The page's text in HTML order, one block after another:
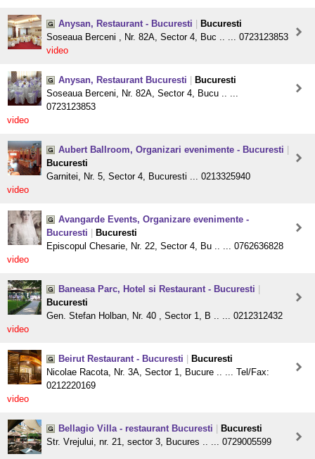
Anysan, Restaurant - Bucuresti
Bucuresti
Soseaua Berceni , Nr. 82A, Sector 4, Buc .. ... 0723123853
video
Anysan, Restaurant Bucuresti
Bucuresti
Soseaua Berceni, Nr. 82A, Sector 4, Bucu .. ...
0723123853
video
Aubert Ballroom, Organizari evenimente - Bucuresti
Bucuresti
Garnitei, Nr. 5, Sector 4, Bucuresti ... 0213325940
video
Avangarde Events, Organizare evenimente -
Bucuresti
Bucuresti
Episcopul Chesarie, Nr. 22, Sector 4, Bu .. ... 0762636828
video
Baneasa Parc, Hotel si Restaurant - Bucuresti
Bucuresti
Gen. Stefan Holban, Nr. 40 , Sector 1, B .. ... 0212312432
video
Beirut Restaurant - Bucuresti
Bucuresti
Nicolae Racota, Nr. 3A, Sector 1, Bucure .. ... Tel/Fax:
0212220169
video
Bellagio Villa - restaurant Bucuresti
Bucuresti
Str. Vrejului, nr. 21, sector 3, Bucures .. ... 0729005599